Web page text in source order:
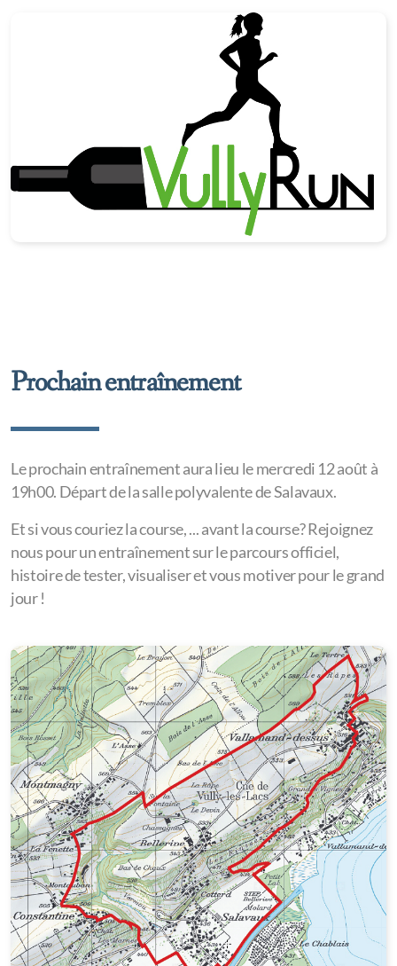
Prochain entraînement
Le prochain entraînement aura lieu le mercredi 12 août à
19h00. Départ de la salle polyvalente de Salavaux.
Et si vous couriez la course, ... avant la course? Rejoignez
nous pour un entraînement sur le parcours officiel,
histoire de tester, visualiser et vous motiver pour le grand
jour !